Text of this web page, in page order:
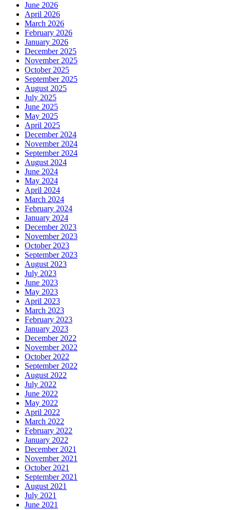
June 2026
April 2026
March 2026
February 2026
January 2026
December 2025
November 2025
October 2025
September 2025
August 2025
July 2025
June 2025
May 2025
April 2025
December 2024
November 2024
September 2024
August 2024
June 2024
May 2024
April 2024
March 2024
February 2024
January 2024
December 2023
November 2023
October 2023
September 2023
August 2023
July 2023
June 2023
May 2023
April 2023
March 2023
February 2023
January 2023
December 2022
November 2022
October 2022
September 2022
August 2022
July 2022
June 2022
May 2022
April 2022
March 2022
February 2022
January 2022
December 2021
November 2021
October 2021
September 2021
August 2021
July 2021
June 2021